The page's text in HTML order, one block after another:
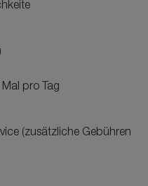
pro Tag
(zusätzliche Gebühren